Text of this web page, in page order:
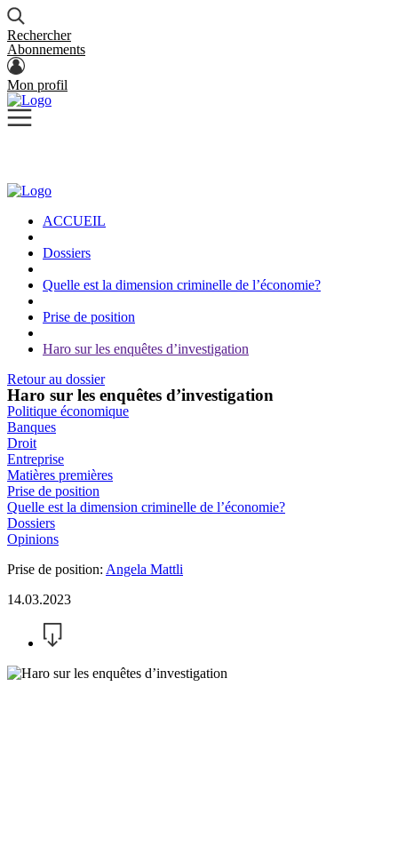
Rechercher
Abonnements
Mon profil
ACCUEIL
Dossiers
Quelle est la dimension criminelle de l’économie?
Prise de position
Haro sur les enquêtes d’investigation
Retour au dossier
Haro sur les enquêtes d’investigation
Politique économique
Banques
Droit
Entreprise
Matières premières
Prise de position
Quelle est la dimension criminelle de l’économie?
Dossiers
Opinions
Prise de position: Angela Mattli
14.03.2023